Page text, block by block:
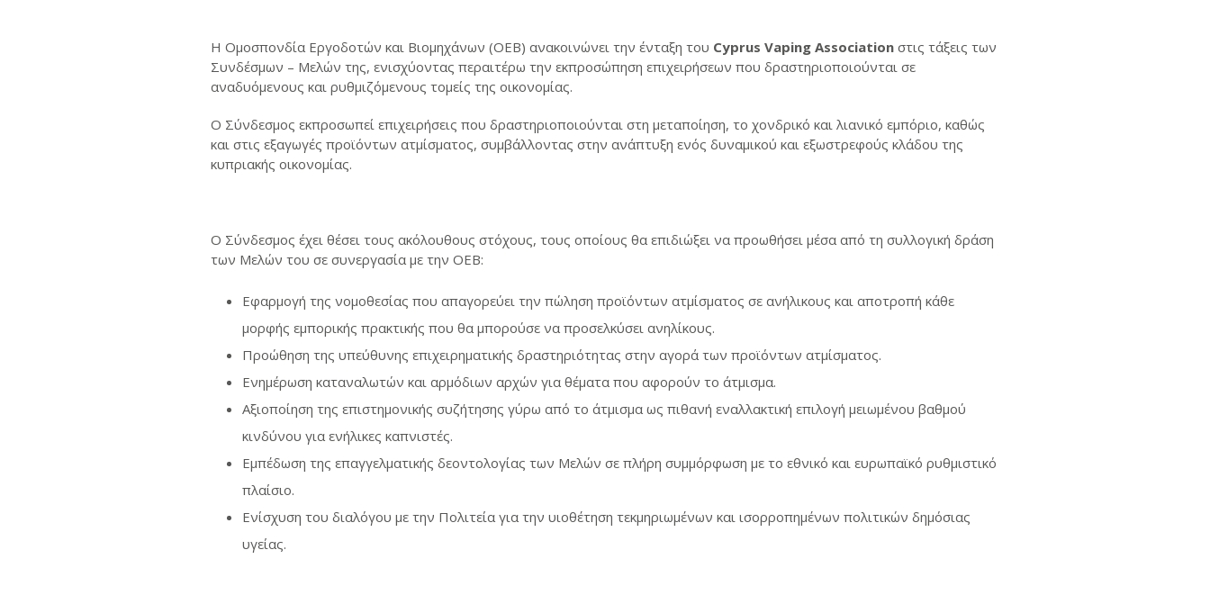
Η Ομοσπονδία Εργοδοτών και Βιομηχάνων (ΟΕΒ) ανακοινώνει την ένταξη του Cyprus Vaping Association στις τάξεις των
Συνδέσμων – Μελών της, ενισχύοντας περαιτέρω την εκπροσώπηση επιχειρήσεων που δραστηριοποιούνται σε
αναδυόμενους και ρυθμιζόμενους τομείς της οικονομίας.
Ο Σύνδεσμος εκπροσωπεί επιχειρήσεις που δραστηριοποιούνται στη μεταποίηση, το χονδρικό και λιανικό εμπόριο, καθώς
και στις εξαγωγές προϊόντων ατμίσματος, συμβάλλοντας στην ανάπτυξη ενός δυναμικού και εξωστρεφούς κλάδου της
κυπριακής οικονομίας.
Ο Σύνδεσμος έχει θέσει τους ακόλουθους στόχους, τους οποίους θα επιδιώξει να προωθήσει μέσα από τη συλλογική δράση
των Μελών του σε συνεργασία με την ΟΕΒ:
Εφαρμογή της νομοθεσίας που απαγορεύει την πώληση προϊόντων ατμίσματος σε ανήλικους και αποτροπή κάθε
μορφής εμπορικής πρακτικής που θα μπορούσε να προσελκύσει ανηλίκους.
Προώθηση της υπεύθυνης επιχειρηματικής δραστηριότητας στην αγορά των προϊόντων ατμίσματος.
Ενημέρωση καταναλωτών και αρμόδιων αρχών για θέματα που αφορούν το άτμισμα.
Αξιοποίηση της επιστημονικής συζήτησης γύρω από το άτμισμα ως πιθανή εναλλακτική επιλογή μειωμένου βαθμού
κινδύνου για ενήλικες καπνιστές.
Εμπέδωση της επαγγελματικής δεοντολογίας των Μελών σε πλήρη συμμόρφωση με το εθνικό και ευρωπαϊκό ρυθμιστικό
πλαίσιο.
Ενίσχυση του διαλόγου με την Πολιτεία για την υιοθέτηση τεκμηριωμένων και ισορροπημένων πολιτικών δημόσιας
υγείας.